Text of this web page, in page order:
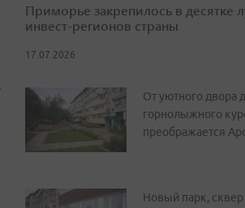
Приморье закрепилось в десятке
инвест-регионов страны
17.07.2026
От уютного двора
горнолыжного
преображается
Новый парк,